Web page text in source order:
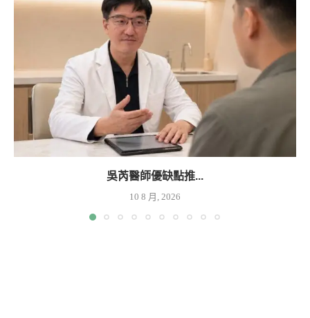
吳芮醫師優缺點推...
10 8 月, 2026